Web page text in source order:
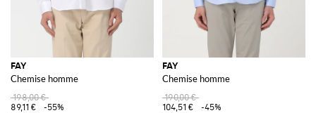
FAY
Chemise homme
198,00 €
89,11 €
-55%
FAY
Chemise homme
190,00 €
104,51 €
-45%